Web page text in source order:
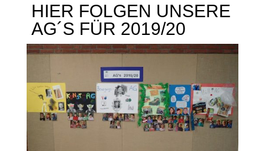
HIER FOLGEN UNSERE
AG´S FÜR 2019/20